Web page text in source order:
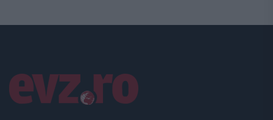
Linkuri utile